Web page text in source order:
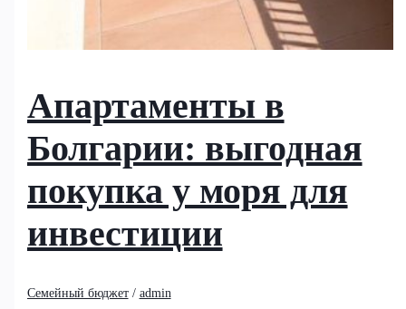
Апартаменты в
Болгарии: выгодная
покупка у моря для
инвестиции
Семейный бюджет/ admin